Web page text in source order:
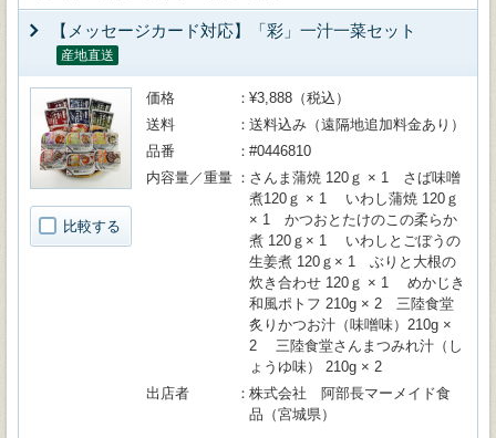
【メッセージカード対応】「彩」一汁一菜セット
産地直送
比較する
価格
¥3,888（税込）
送料
送料込み（遠隔地追加料金あり）
品番
#0446810
内容量／重量
さんま蒲焼 120ｇ × 1 さば味噌
煮120ｇ × 1 いわし蒲焼 120ｇ
× 1 かつおとたけのこの柔らか
煮 120ｇ× 1 いわしとごぼうの
生姜煮 120ｇ× 1 ぶりと大根の
炊き合わせ 120ｇ × 1 めかじき
和風ポトフ 210g × 2 三陸食堂
炙りかつお汁（味噌味）210g ×
2 三陸食堂さんまつみれ汁（し
ょうゆ味） 210g × 2
出店者
株式会社 阿部長マーメイド食
品（宮城県）